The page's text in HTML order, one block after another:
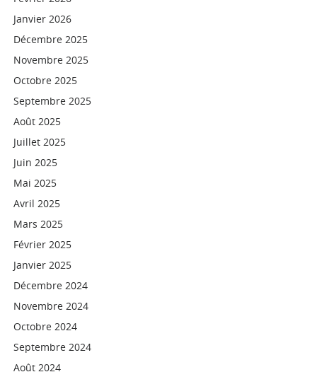
Janvier 2026
Décembre 2025
Novembre 2025
Octobre 2025
Septembre 2025
Août 2025
Juillet 2025
Juin 2025
Mai 2025
Avril 2025
Mars 2025
Février 2025
Janvier 2025
Décembre 2024
Novembre 2024
Octobre 2024
Septembre 2024
Août 2024